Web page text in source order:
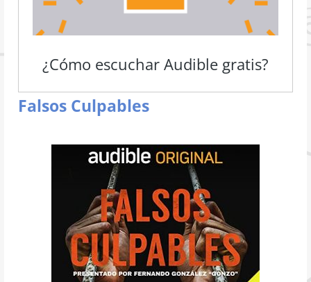
¿Cómo escuchar Audible gratis?
Falsos Culpables